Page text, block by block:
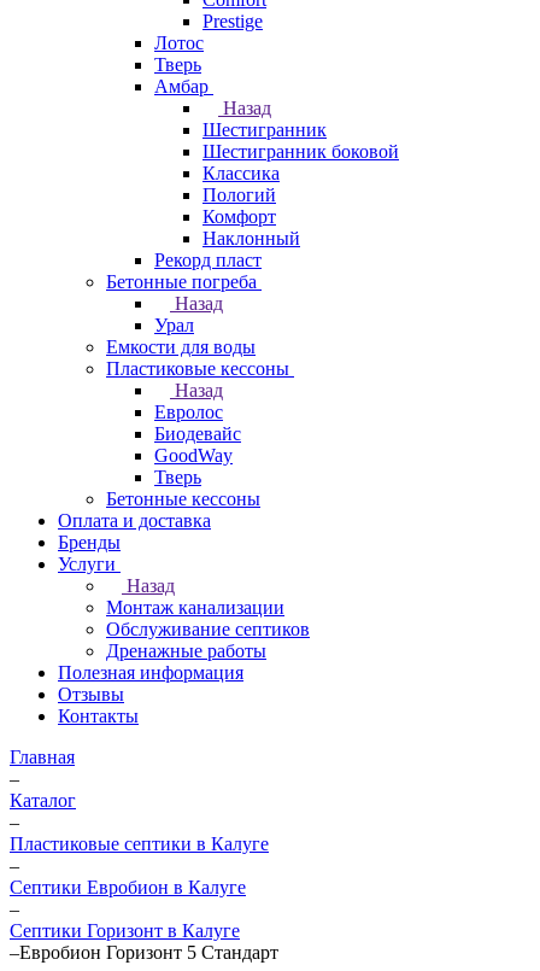
Prestige
Лотос
Тверь
Амбар
Назад
Шестигранник
Шестигранник боковой
Классика
Пологий
Комфорт
Наклонный
Рекорд пласт
Бетонные погреба
Назад
Урал
Емкости для воды
Пластиковые кессоны
Назад
Евролос
Биодевайс
GoodWay
Тверь
Бетонные кессоны
Оплата и доставка
Бренды
Услуги
Назад
Монтаж канализации
Обслуживание септиков
Дренажные работы
Полезная информация
Отзывы
Контакты
Главная
–
Каталог
–
Пластиковые септики в Калуге
–
Септики Евробион в Калуге
–
Септики Горизонт в Калуге
–Евробион Горизонт 5 Стандарт